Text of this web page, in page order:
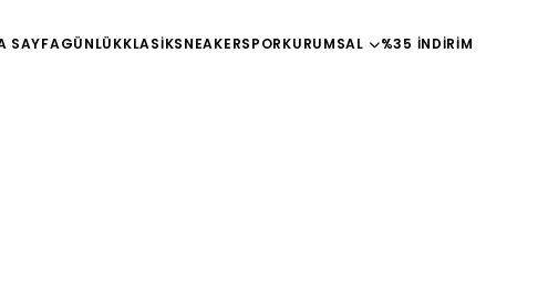
SAYFAGÜNLÜKKLASİKSNEAKERSPORKURUMSAL %35 İNDİRİM